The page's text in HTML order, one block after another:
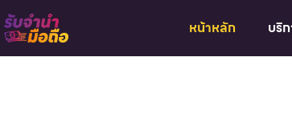
หน้าหลัก บริ